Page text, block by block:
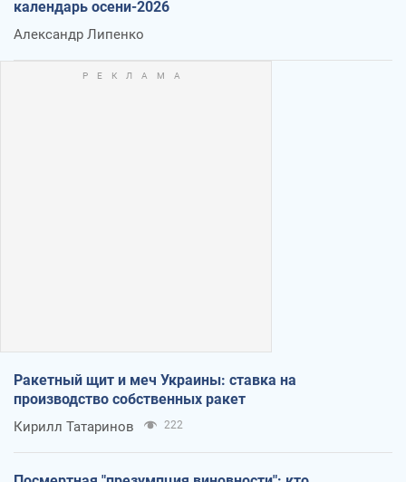
календарь осени-2026
Александр Липенко
Ракетный щит и меч Украины: ставка на
производство собственных ракет
Кирилл Татаринов 222